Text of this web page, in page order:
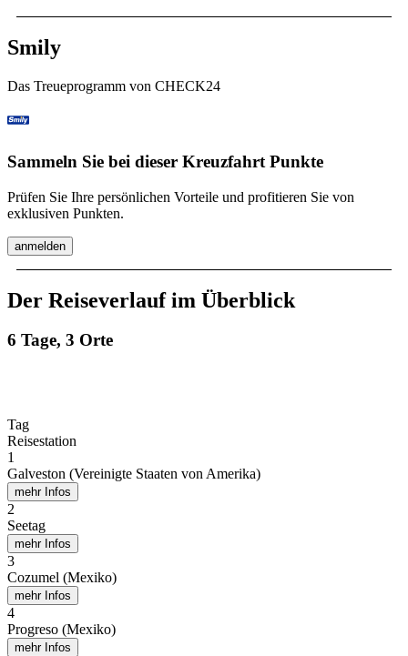
Smily
Das Treueprogramm von CHECK24
Sammeln Sie bei dieser Kreuzfahrt Punkte
Prüfen Sie Ihre persönlichen Vorteile und profitieren Sie von
exklusiven Punkten.
anmelden
Der Reiseverlauf im Überblick
6 Tage, 3 Orte
Tag
Reisestation
1
Galveston (Vereinigte Staaten von Amerika)
mehr Infos
2
Seetag
mehr Infos
3
Cozumel (Mexiko)
mehr Infos
4
Progreso (Mexiko)
mehr Infos